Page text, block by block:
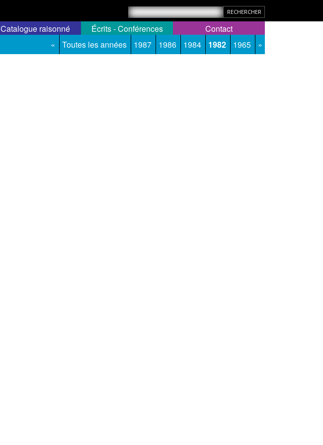
« Toutes les années 1987 1986 1984 1982 1965 »
Catalogue raisonné Écrits - Conférences Contact